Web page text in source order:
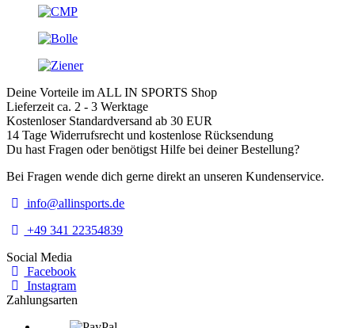
Deine Vorteile im ALL IN SPORTS Shop
Lieferzeit ca. 2 - 3 Werktage
Kostenloser Standardversand ab 30 EUR
14 Tage Widerrufsrecht und kostenlose Rücksendung
Du hast Fragen oder benötigst Hilfe bei deiner Bestellung?
Bei Fragen wende dich gerne direkt an unseren Kundenservice.
info@allinsports.de
+49 341 22354839
Social Media
Facebook
Instagram
Zahlungsarten